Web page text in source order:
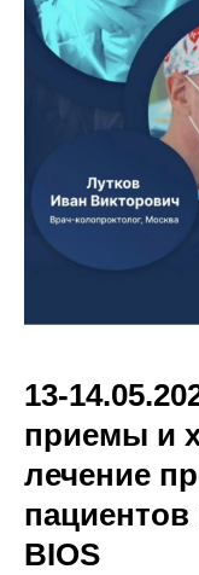
13-
приемы и
лечение
пациентов
BIOS